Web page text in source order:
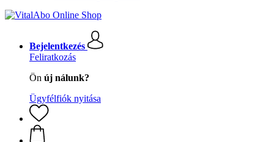
Bejelentkezés
Feliratkozás
Ön új nálunk?
Ügyfélfiók nyitása